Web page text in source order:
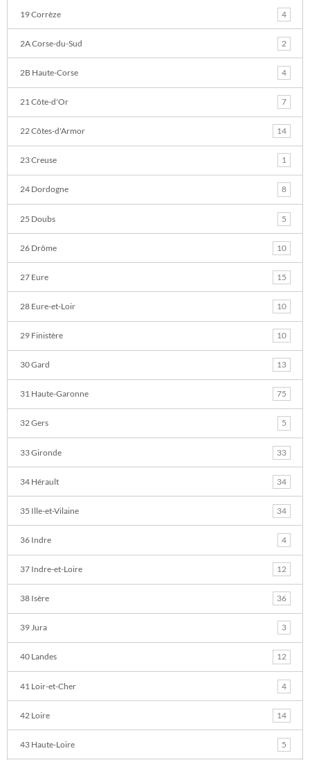
19 Corrèze 4
2A Corse-du-Sud 2
2B Haute-Corse 4
21 Côte-d'Or 7
22 Côtes-d'Armor 14
23 Creuse 1
24 Dordogne 8
25 Doubs 5
26 Drôme 10
27 Eure 15
28 Eure-et-Loir 10
29 Finistère 10
30 Gard 13
31 Haute-Garonne 75
32 Gers 5
33 Gironde 33
34 Hérault 34
35 Ille-et-Vilaine 34
36 Indre 4
37 Indre-et-Loire 12
38 Isère 36
39 Jura 3
40 Landes 12
41 Loir-et-Cher 4
42 Loire 14
43 Haute-Loire 5